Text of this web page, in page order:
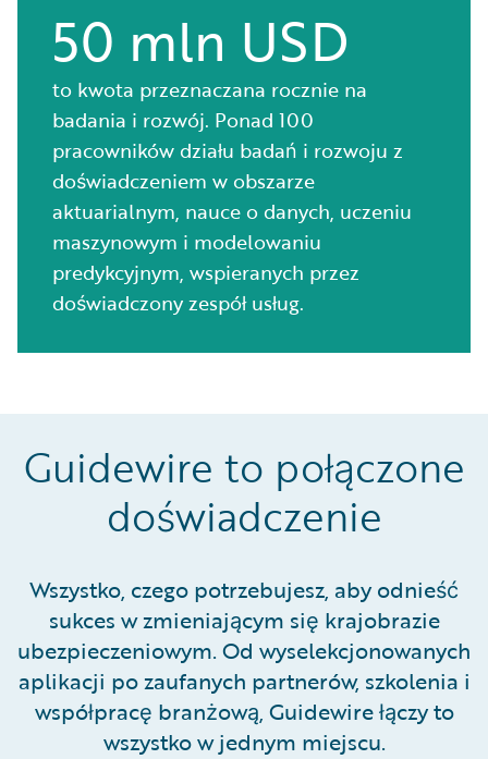
50 mln USD
to kwota przeznaczana rocznie na
badania i rozwój. Ponad 100
pracowników działu badań i rozwoju z
doświadczeniem w obszarze
aktuarialnym, nauce o danych, uczeniu
maszynowym i modelowaniu
predykcyjnym, wspieranych przez
doświadczony zespół usług.
Guidewire to połączone
doświadczenie
Wszystko, czego potrzebujesz, aby odnieść
sukces w zmieniającym się krajobrazie
ubezpieczeniowym. Od wyselekcjonowanych
aplikacji po zaufanych partnerów, szkolenia i
współpracę branżową, Guidewire łączy to
wszystko w jednym miejscu.